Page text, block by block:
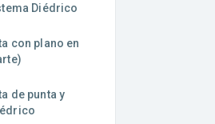
Diédrico
con plano en
de punta y